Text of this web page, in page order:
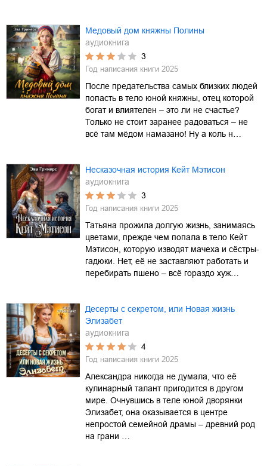
Медовый дом княжны Полины
аудиокнига
3
Год написания книги 2025
После предательства самых близких людей
попасть в тело юной княжны, отец которой
богат и влиятелен – это ли не счастье?
Только не стоит заранее радоваться – не
всё там мёдом намазано! Ну а коль н…
Несказочная история Кейт Мэтисон
аудиокнига
3
Год написания книги 2025
Татьяна прожила долгую жизнь, занимаясь
цветами, прежде чем попала в тело Кейт
Мэтисон, которую изводят мачеха и сёстры-
гадюки. Нет, её не заставляют работать и
перебирать пшено – всё гораздо хуж…
Десерты с секретом, или Новая жизнь
Элизабет
аудиокнига
4
Год написания книги 2025
Александра никогда не думала, что её
кулинарный талант пригодится в другом
мире. Очнувшись в теле юной дворянки
Элизабет, она оказывается в центре
непростой семейной драмы – древний род
на грани …